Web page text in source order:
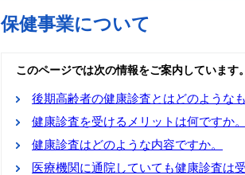
保健事業について
このページでは次の情報をご案内しています。
後期高齢者の健康診査とはどのようなも
健康診査を受けるメリットは何ですか。
健康診査はどのような内容ですか。
医療機関に通院していても健康診査は